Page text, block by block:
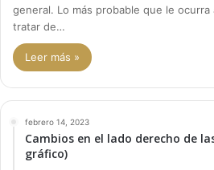
general. Lo más probable que le
tratar de…
Leer más »
febrero 14, 2023
Cambios en el lado derecho de
gráfico)